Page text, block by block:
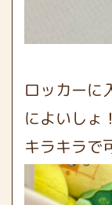
ロッカーに
によいしょ！
キラキラで